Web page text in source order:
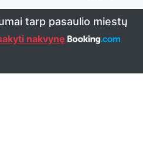
tarp pasaulio miestų
nakvynę